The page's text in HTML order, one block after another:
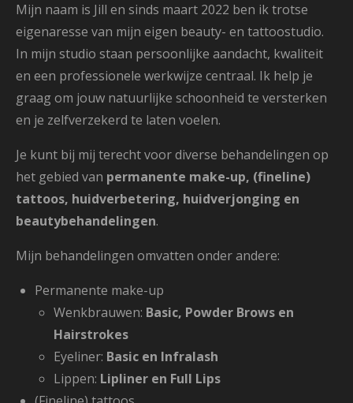
Mijn naam is Jill en sinds maart 2022 ben ik trotse
eigenaresse van mijn eigen beauty- en tattoostudio.
In mijn studio staan persoonlijke aandacht, kwaliteit
en een professionele werkwijze centraal. Ik help je
graag om jouw natuurlijke schoonheid te versterken
en je zelfverzekerd te laten voelen.
Je kunt bij mij terecht voor diverse behandelingen op
het gebied van permanente make-up, (fineline)
tattoos, huidverbetering, huidverjonging en
beautybehandelingen.
Mijn behandelingen omvatten onder andere:
Permanente make-up
Wenkbrauwen: Basic, Powder Brows en
Hairstrokes
Eyeliner: Basic en Infralash
Lippen: Lipliner en Full Lips